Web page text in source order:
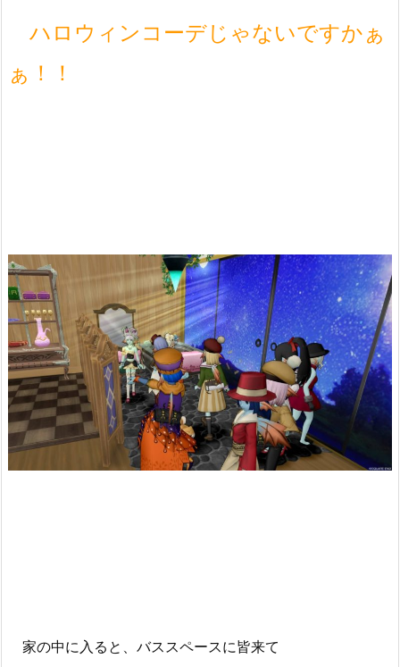
ハロウィンコーデじゃないですかぁ
ぁ！！
家の中に入ると、バススペースに皆来て